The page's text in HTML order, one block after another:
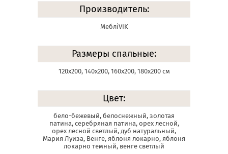
Производитель:
МеблiVIK
Размеры спальные:
120х200, 140х200, 160х200, 180х200 см
Цвет:
бело-бежевый, белоснежный, золотая
патина, серебряная патина, орех лесной,
орех лесной светлый, дуб натуральный,
Мария Луиза, Венге, яблоня локарно, яблоня
локарно темный, венге светлый